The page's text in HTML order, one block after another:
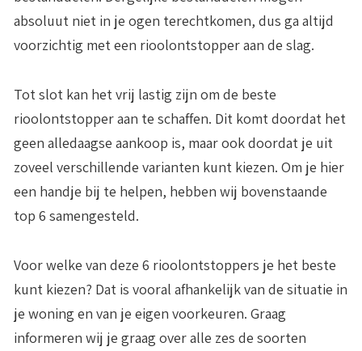
absoluut niet in je ogen terechtkomen, dus ga altijd
voorzichtig met een rioolontstopper aan de slag.
Tot slot kan het vrij lastig zijn om de beste
rioolontstopper aan te schaffen. Dit komt doordat het
geen alledaagse aankoop is, maar ook doordat je uit
zoveel verschillende varianten kunt kiezen. Om je hier
een handje bij te helpen, hebben wij bovenstaande
top 6 samengesteld.
Voor welke van deze 6 rioolontstoppers je het beste
kunt kiezen? Dat is vooral afhankelijk van de situatie in
je woning en van je eigen voorkeuren. Graag
informeren wij je graag over alle zes de soorten